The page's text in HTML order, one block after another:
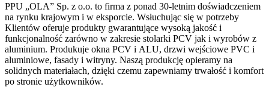
PPU „OLA” Sp. z o.o. to firma z ponad 30-letnim doświadczeniem
na rynku krajowym i w eksporcie. Wsłuchując się w potrzeby
Klientów oferuje produkty gwarantujące wysoką jakość i
funkcjonalność zarówno w zakresie stolarki PCV jak i wyrobów z
aluminium. Produkuje okna PCV i ALU, drzwi wejściowe PVC i
aluminiowe, fasady i witryny. Naszą produkcję opieramy na
solidnych materiałach, dzięki czemu zapewniamy trwałość i komfort
po stronie użytkowników.